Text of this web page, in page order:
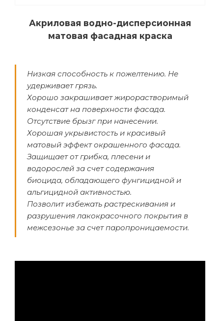
Акриловая водно-дисперсионная
матовая фасадная краска
Низкая способность к пожелтению. Не
удерживает грязь.
Хорошо закрашивает жирорастворимый
конденсат на поверхности фасада.
Отсутствие брызг при нанесении.
Хорошая укрывистость и красивый
матовый эффект окрашенного фасада.
Защищает от грибка, плесени и
водорослей за счет содержания
биоцида, обладающего фунгицидной и
альгицидной активностью.
Позволит избежать растрескивания и
разрушения лакокрасочного покрытия в
межсезонье за счет паропроницаемости.